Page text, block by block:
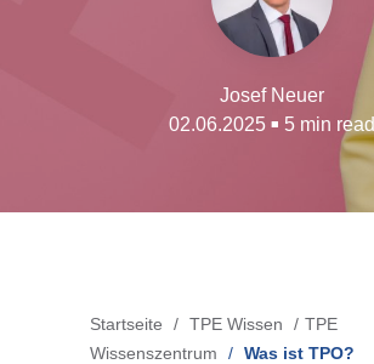
Blow-Fill-Seal-Verfahren
Consumer
Josef Neuer
02.06.2025 ■ 5 min read
Breadcrumb
Startseite TPE Wissen
TPE
Wissenszentrum
Was ist TPO?